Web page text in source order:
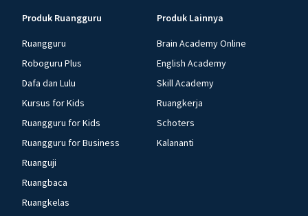
Produk Ruangguru
Ruangguru
Roboguru Plus
Dafa dan Lulu
Kursus for Kids
Ruangguru for Kids
Ruangguru for Business
Ruanguji
Ruangbaca
Ruangkelas
Produk Lainnya
Brain Academy Online
English Academy
Skill Academy
Ruangkerja
Schoters
Kalananti